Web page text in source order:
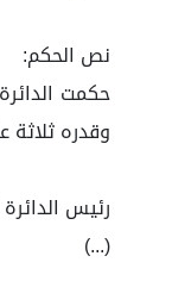
نص الحكم:
حكمت
وقدره ثلاثة عشر ألف
رئيس
(...)